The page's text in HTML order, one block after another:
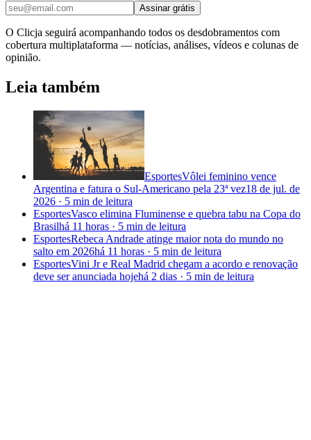
Assinar grátis
O Clicja seguirá acompanhando todos os desdobramentos com
cobertura multiplataforma — notícias, análises, vídeos e colunas de
opinião.
Leia também
EsportesVôlei feminino vence
Argentina e fatura o Sul-Americano pela 23ª vez18 de jul. de
2026 · 5 min de leitura
EsportesVasco elimina Fluminense e quebra tabu na Copa do
Brasilhá 11 horas · 5 min de leitura
EsportesRebeca Andrade atinge maior nota do mundo no
salto em 2026há 11 horas · 5 min de leitura
EsportesVini Jr e Real Madrid chegam a acordo e renovação
deve ser anunciada hojehá 2 dias · 5 min de leitura